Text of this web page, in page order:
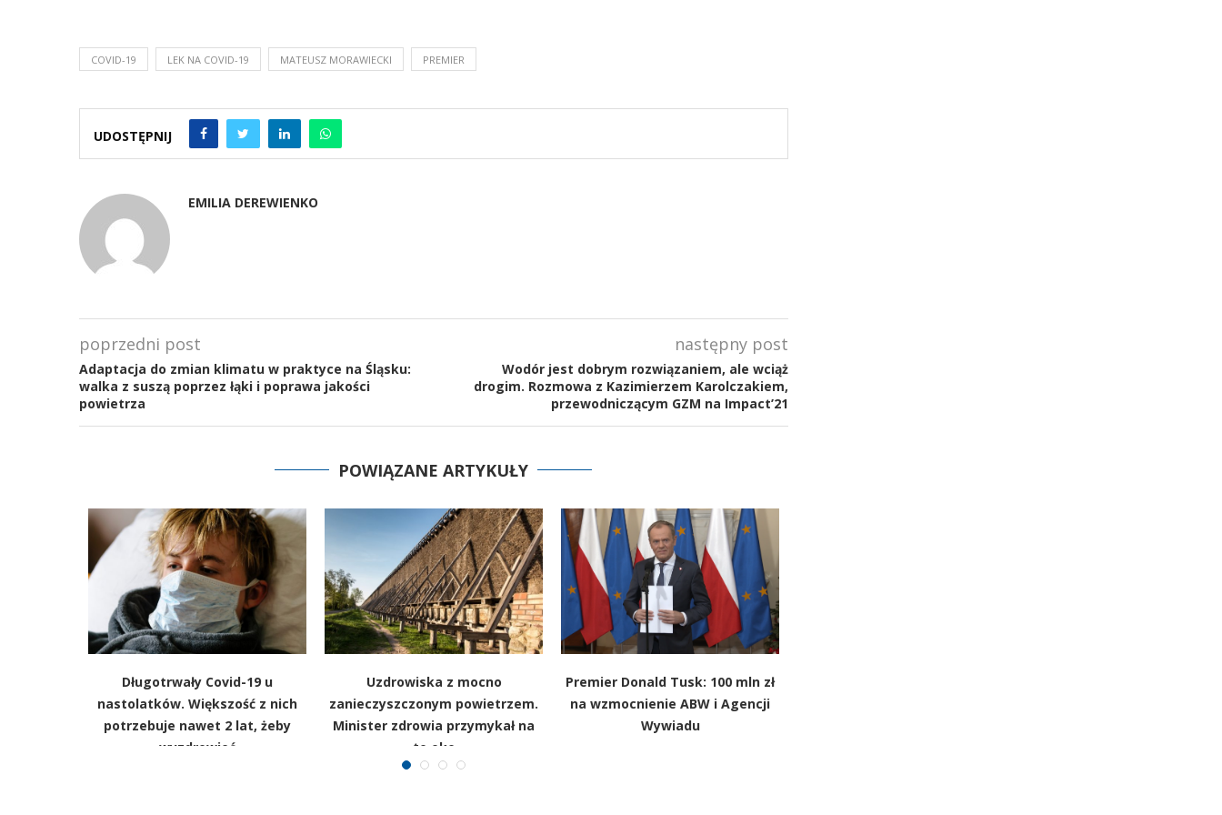
COVID-19 LEK NA COVID-19 MATEUSZ MORAWIECKI PREMIER
UDOSTĘPNIJ
EMILIA DEREWIENKO
poprzedni post
Adaptacja do zmian klimatu w praktyce na Śląsku:
walka z suszą poprzez łąki i poprawa jakości
powietrza
następny post
Wodór jest dobrym rozwiązaniem, ale wciąż
drogim. Rozmowa z Kazimierzem Karolczakiem,
przewodniczącym GZM na Impact’21
POWIĄZANE ARTYKUŁY
Długotrwały Covid-19 u
nastolatków. Większość z nich
potrzebuje nawet 2 lat, żeby
wyzdrowieć
Uzdrowiska z mocno
zanieczyszczonym powietrzem.
Minister zdrowia przymykał na
to oko
Premier Donald Tusk: 100 mln zł
na wzmocnienie ABW i Agencji
Wywiadu